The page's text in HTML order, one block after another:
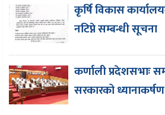
कृर्षि विकास
नटिप्ने सम्बन्धी सूचना
कर्णाली प्रदेशसभाः
सरकारको ध्यानाकर्षण